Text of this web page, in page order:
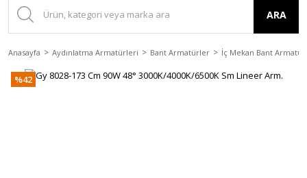
ARA
Anasayfa Aydınlatma Armatürleri Bant Armatürler İç Mekan Bant
%42